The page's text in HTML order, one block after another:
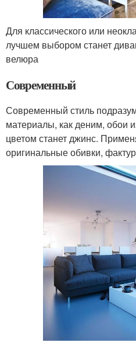
Для классического или
лучшем выбором станет
велюра
Современный
Современный стиль
материалы, как деним, обои
цветом станет джинс.
оригинальные обивки,